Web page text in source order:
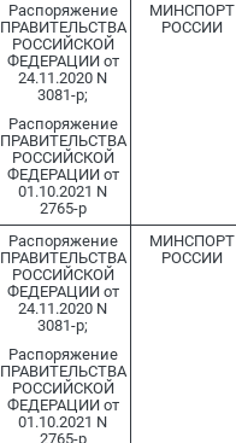
Распоряжение
ПРАВИТЕЛЬСТВА
РОССИЙСКОЙ
ФЕДЕРАЦИИ от
24.11.2020 N
3081-р;
Распоряжение
ПРАВИТЕЛЬСТВА
РОССИЙСКОЙ
ФЕДЕРАЦИИ от
01.10.2021 N
2765-р
МИНСПОРТ
РОССИИ
Распоряжение
ПРАВИТЕЛЬСТВА
РОССИЙСКОЙ
ФЕДЕРАЦИИ от
24.11.2020 N
3081-р;
Распоряжение
ПРАВИТЕЛЬСТВА
РОССИЙСКОЙ
ФЕДЕРАЦИИ от
01.10.2021 N
2765-р
МИНСПОРТ
РОССИИ